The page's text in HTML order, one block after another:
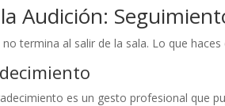
Audición:
termina al salir de la sala. Lo que
es un gesto profesional que